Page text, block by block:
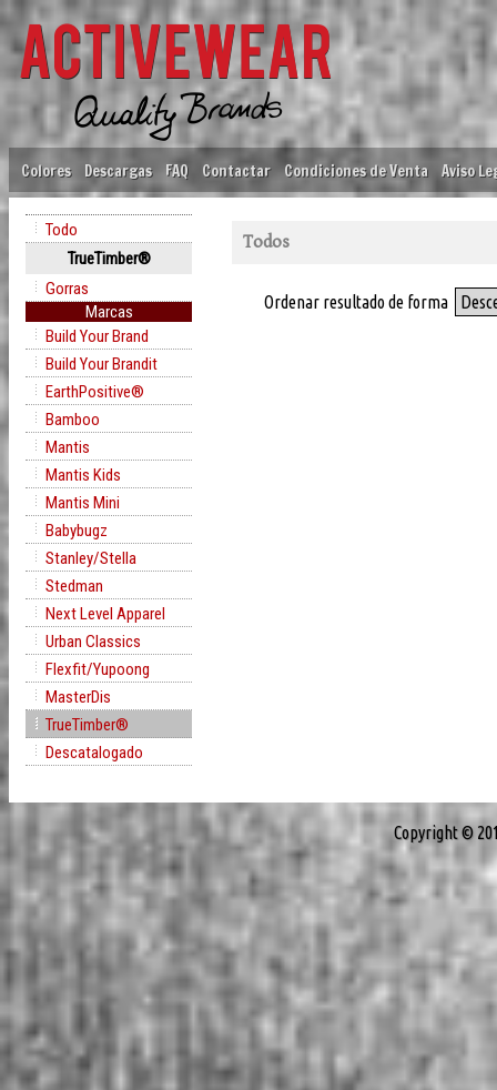
Colores Descargas FAQ Contactar Condiciones de Venta Aviso
Todo
TrueTimber®
Gorras
Marcas
Build Your Brand
Build Your Brandit
EarthPositive®
Bamboo
Mantis
Mantis Kids
Mantis Mini
Babybugz
Stanley/Stella
Stedman
Next Level Apparel
Urban Classics
Flexfit/Yupoong
MasterDis
TrueTimber®
Descatalogado
Todos
Ordenar resultado de forma
Copyright ©